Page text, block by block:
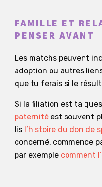
FAMILLE ET
PENSER AVANT
Les matchs peuvent
adoption ou autres
que tu ferais si le
Si la filiation est ta
paternité est souvent
lis l’histoire du don de
concerné, commence
par exemple comment